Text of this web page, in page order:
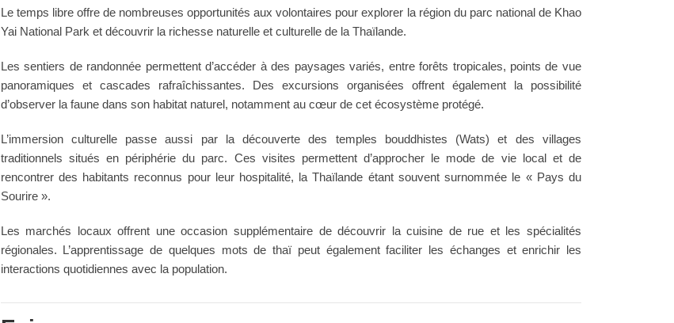
Le temps libre offre de nombreuses opportunités aux volontaires pour explorer la région du parc national de Khao
Yai National Park et découvrir la richesse naturelle et culturelle de la Thaïlande.
Les sentiers de randonnée permettent d’accéder à des paysages variés, entre forêts tropicales, points de vue
panoramiques et cascades rafraîchissantes. Des excursions organisées offrent également la possibilité
d’observer la faune dans son habitat naturel, notamment au cœur de cet écosystème protégé.
L’immersion culturelle passe aussi par la découverte des temples bouddhistes (Wats) et des villages
traditionnels situés en périphérie du parc. Ces visites permettent d’approcher le mode de vie local et de
rencontrer des habitants reconnus pour leur hospitalité, la Thaïlande étant souvent surnommée le « Pays du
Sourire ».
Les marchés locaux offrent une occasion supplémentaire de découvrir la cuisine de rue et les spécialités
régionales. L’apprentissage de quelques mots de thaï peut également faciliter les échanges et enrichir les
interactions quotidiennes avec la population.